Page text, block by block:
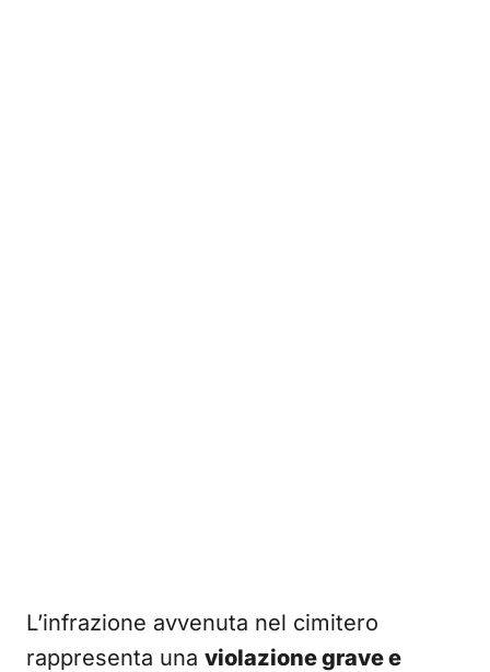
L’infrazione avvenuta nel cimitero
rappresenta una violazione grave e